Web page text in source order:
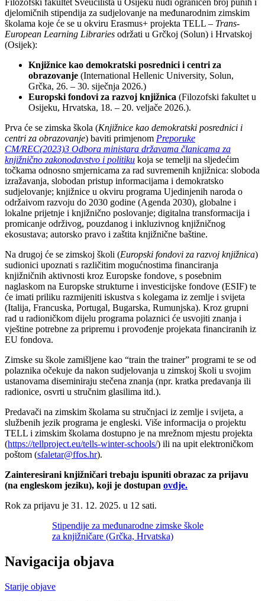
Filozofski fakultet Sveučilišta u Osijeku nudi ograničen broj punih i
djelomičnih stipendija za sudjelovanje na međunarodnim zimskim
školama koje će se u okviru Erasmus+ projekta TELL – Trans-
European Learning Libraries održati u Grčkoj (Solun) i Hrvatskoj
(Osijek):
Knjižnice kao demokratski posrednici i centri za
obrazovanje (International Hellenic University, Solun,
Grčka, 26. – 30. siječnja 2026.)
Europski fondovi za razvoj knjižnica (Filozofski fakultet u
Osijeku, Hrvatska, 18. – 20. veljače 2026.).
Prva će se zimska škola (Knjižnice kao demokratski posrednici i
centri za obrazovanje) baviti primjenom Preporuke
CM/REC(2023)3 Odbora ministara državama članicama za
knjižnično zakonodavstvo i politiku koja se temelji na sljedećim
točkama odnosno smjernicama za rad suvremenih knjižnica: sloboda
izražavanja, slobodan pristup informacijama i demokratsko
sudjelovanje; knjižnice u okviru programa Ujedinjenih naroda o
održaivom razvoju do 2030 godine (Agenda 2030), globalne i
lokalne prijetnje i knjižnično poslovanje; digitalna transformacija i
promicanje održivog, pouzdanog i inkluzivnog knjižničnog
ekosustava; autorsko pravo i zaštita knjižnične baštine.
Na drugoj će se zimskoj školi (Europski fondovi za razvoj knjižnica)
sudionici upoznati s različitim mogućnostima financiranja
knjižničnih aktivnosti kroz Europske fondove, s posebnim
naglaskom na Europske strukturne i investicijske fondove (ESIF) te
će imati priliku razmijeniti iskustva s kolegama iz zemlje i svijeta
(Italija, Francuska, Portugal, Bugarska, Rumunjska). Kroz grupni
rad u radioničkom dijelu programa polaznici će usvojiti znanja i
vještine potrebne za pripremu i provođenje projekata financiranih iz
EU fondova.
Zimske su škole zamišljene kao “train the trainer” programi te se od
polaznika očekuje da nakon sudjelovanja u zimskoj školi u svojim
ustanovama diseminiraju stečena znanja (npr. kratka predavanja ili
radionice, osvrti u stručnim glasilima itd.).
Predavači na zimskim školama su stručnjaci iz zemlje i svijeta, a
službenih jezik programa je engleski. Više informacija o projektu
TELL i zimskim školama dostupno je na mrežnom mjestu projekta
(https://tellproject.eu/tells-winter-schools/) ili na upit elektroničkom
poštom (sfaletar@ffos.hr).
Zainteresirani knjižničari trebaju ispuniti obrazac za prijavu
(na engleskom jeziku), koji je dostupan ovdje.
Rok za prijavu je 31. 12. 2025. u 12 sati.
Stipendije za međunarodne zimske škole
za knjižničare (Grčka, Hrvatska)
Navigacija objava
Starije objave